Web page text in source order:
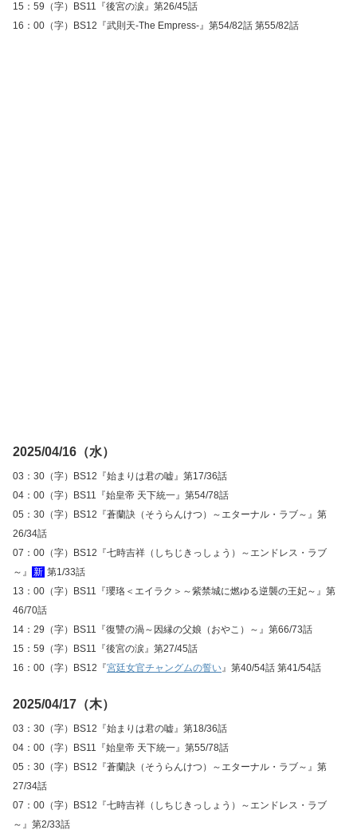
15：59（字）BS11『後宮の涙』第26/45話
16：00（字）BS12『武則天-The Empress-』第54/82話 第55/82話
2025/04/16（水）
03：30（字）BS12『始まりは君の嘘』第17/36話
04：00（字）BS11『始皇帝 天下統一』第54/78話
05：30（字）BS12『蒼蘭訣（そうらんけつ）～エターナル・ラブ～』第
26/34話
07：00（字）BS12『七時吉祥（しちじきっしょう）～エンドレス・ラブ
～』
新 第1/33話
13：00（字）BS11『瓔珞＜エイラク＞～紫禁城に燃ゆる逆襲の王妃～』第
46/70話
14：29（字）BS11『復讐の渦～因縁の父娘（おやこ）～』第66/73話
15：59（字）BS11『後宮の涙』第27/45話
16：00（字）BS12『宮廷女官チャングムの誓い』第40/54話 第41/54話
2025/04/17（木）
03：30（字）BS12『始まりは君の嘘』第18/36話
04：00（字）BS11『始皇帝 天下統一』第55/78話
05：30（字）BS12『蒼蘭訣（そうらんけつ）～エターナル・ラブ～』第
27/34話
07：00（字）BS12『七時吉祥（しちじきっしょう）～エンドレス・ラブ
～』第2/33話